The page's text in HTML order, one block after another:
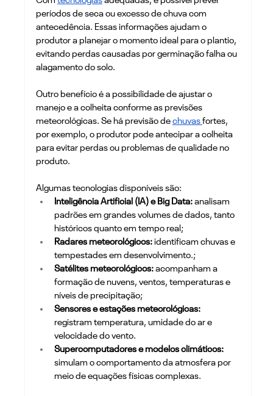
períodos de seca ou excesso de chuva com
antecedência. Essas informações ajudam o
produtor a planejar o momento ideal para o plantio,
evitando perdas causadas por germinação falha ou
alagamento do solo.
Outro benefício é a possibilidade de ajustar o
manejo e a colheita conforme as previsões
meteorológicas. Se há previsão de chuvas fortes,
por exemplo, o produtor pode antecipar a colheita
para evitar perdas ou problemas de qualidade no
produto.
Algumas tecnologias disponíveis são:
Inteligência Artificial (IA) e Big Data: analisam
padrões em grandes volumes de dados, tanto
históricos quanto em tempo real;
Radares meteorológicos: identificam chuvas e
tempestades em desenvolvimento.;
Satélites meteorológicos: acompanham a
formação de nuvens, ventos, temperaturas e
níveis de precipitação;
Sensores e estações meteorológicas:
registram temperatura, umidade do ar e
velocidade do vento.
Supercomputadores e modelos climáticos:
simulam o comportamento da atmosfera por
meio de equações físicas complexas.